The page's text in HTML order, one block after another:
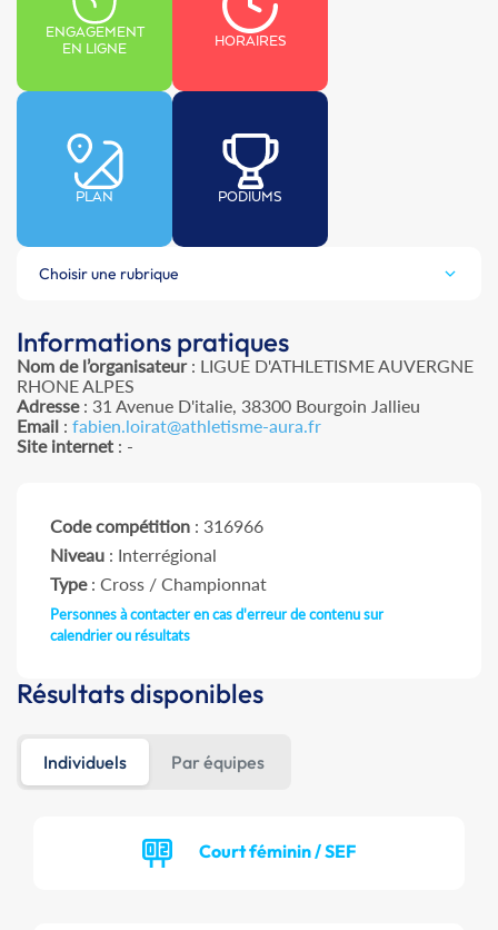
ENGAGEMENT
EN LIGNE
HORAIRES
PLAN PODIUMS
Choisir une rubrique
Informations pratiques
Nom de l’organisateur: LIGUE D'ATHLETISME AUVERGNE
RHONE ALPES
Adresse: 31 Avenue D'italie, 38300 Bourgoin Jallieu
Email : fabien.loirat@athletisme-aura.fr
Site internet : -
Code compétition : 316966
Niveau : Interrégional
Type: Cross / Championnat
Personnes à contacter en cas d'erreur de contenu sur
calendrier ou résultats
Résultats disponibles
Individuels Par équipes
Court féminin / SEF